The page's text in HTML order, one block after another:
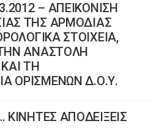
– ΑΠΕΙΚΟΝΙΣΗ
ΤΗΣ ΑΡΜΟΔΙΑΣ
ΣΤΟΙΧΕΙΑ,
ΑΝΑΣΤΟΛΗ
ΤΗ
ΟΡΙΣΜΕΝΩΝ Δ.Ο.Υ.
ΚΙΝΗΤΕΣ ΑΠΟΔΕΙΞΕΙΣ